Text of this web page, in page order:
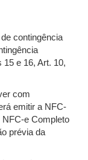
contingência
15 e 16, Art. 10,
com
emitir a NFC-
e Completo
prévia da